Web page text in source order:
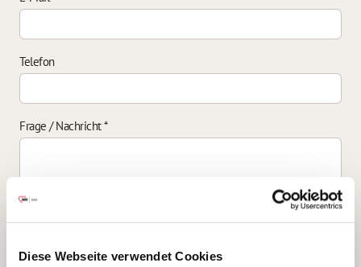
Diese Webseite verwendet Cookies
Telefon
Frage / Nachricht*